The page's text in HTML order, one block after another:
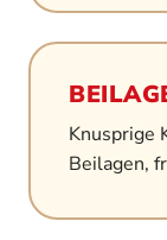
Knusprige
Beilagen,